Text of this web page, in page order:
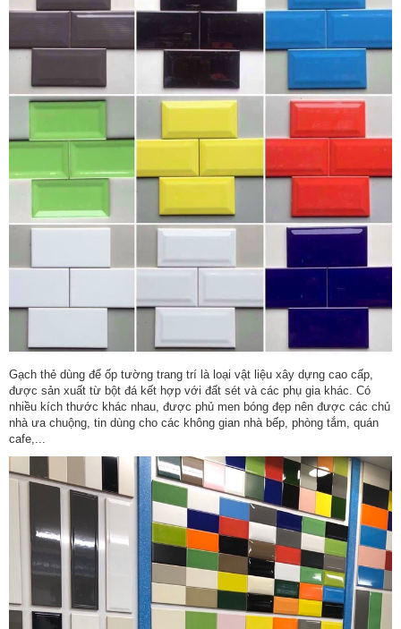
Gạch thẻ dùng để ốp tường trang trí là loại vật liệu xây dựng cao cấp,
được sản xuất từ bột đá kết hợp với đất sét và các phụ gia khác. Có
nhiều kích thước khác nhau, được phủ men bóng đẹp nên được các chủ
nhà ưa chuộng, tin dùng cho các không gian nhà bếp, phòng tắm, quán
cafe,...